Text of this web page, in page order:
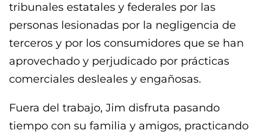
tribunales estatales y federales por las
personas lesionadas por la negligencia de
terceros y por los consumidores que se han
aprovechado y perjudicado por prácticas
comerciales desleales y engañosas.
Fuera del trabajo, Jim disfruta pasando
tiempo con su familia y amigos, practicando